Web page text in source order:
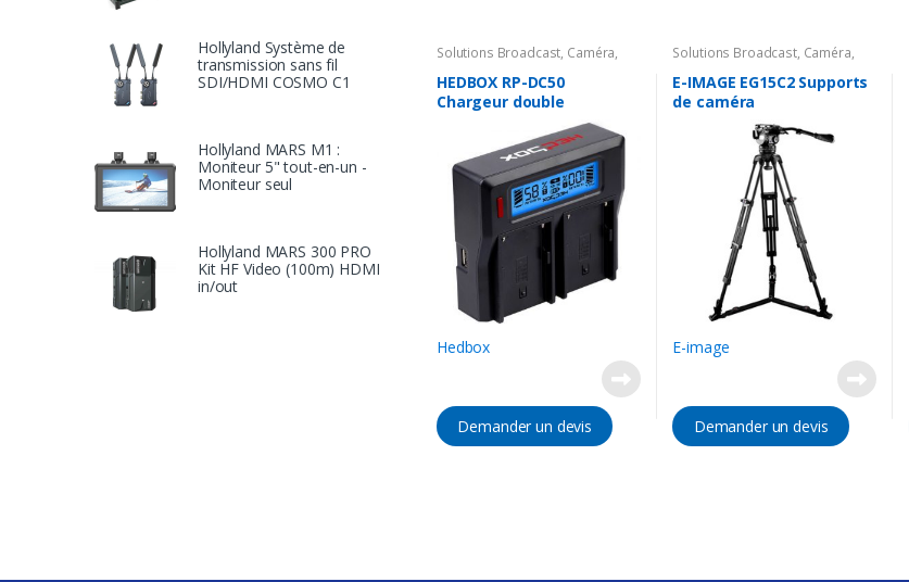
Solutions Broadcast, Caméra,
Accessoires Caméra Batterie &
Chargeur
HEDBOX RP-DC50
Chargeur double
Hedbox
Demander un devis
Solutions Broadcast, Caméra,
Accessoires Caméra, Support
E-IMAGE EG15C2 Supports
de caméra
E-image
Demander un devis
Hollyland Système de
transmission sans fil
SDI/HDMI COSMO C1
Hollyland MARS M1 :
Moniteur 5" tout-en-un -
Moniteur seul
Hollyland MARS 300 PRO
Kit HF Video (100m) HDMI
in/out